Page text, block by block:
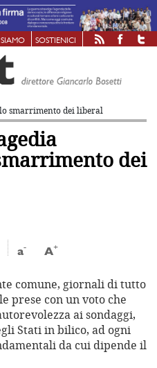
SOSTIENICI
lo smarrimento dei liberal
dei
a- A+
comune, giornali di tutto
prese con un voto che
ai sondaggi,
Stati in bilico, ad ogni
da cui dipende il